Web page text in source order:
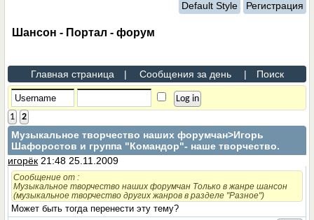
Default Style Регистрация
Шансон - Портал - форум
Главная страница | Сообщения за день | Поиск
1 2
Музыкальное творчество наших форумчан>Игорь
Шафоростов и группа "Командор"- наше творчество.
игорёк 21:48 25.11.2009
Сообщение от :
Музыкальное творчество наших форумчан Только в жанре шансон
(музыкальное творчество других жанров в разделе "Разное")
Может быть тогда перенести эту тему?